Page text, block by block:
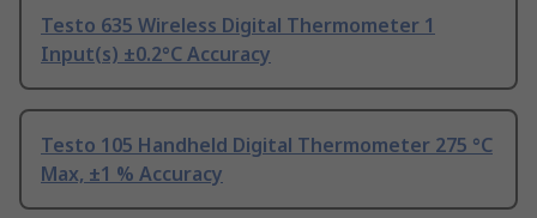
Testo 635 Wireless Digital Thermometer 1
Input(s) ±0.2°C Accuracy
Testo 105 Handheld Digital Thermometer 275 °C
Max, ±1 % Accuracy